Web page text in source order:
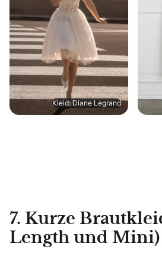
Kleid: Diane Legrand
7. Kurze
Length und Mini)